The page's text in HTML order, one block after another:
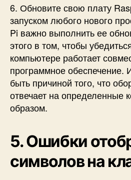
6. Обновите свою плату
запуском любого нового
Pi важно выполнить ее
этого в том, чтобы
компьютере работает
программное обеспечение.
быть причиной того, что
отвечает на
образом.
5. Ошибки
символов на